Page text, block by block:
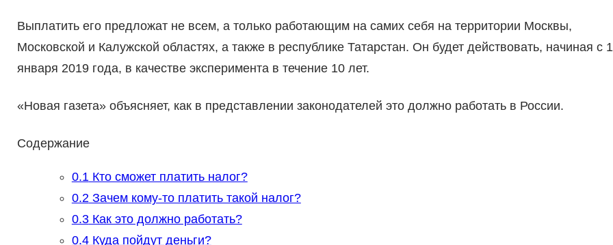
Выплатить его предложат не всем, а только работающим на самих себя на территории Москвы,
Московской и Калужской областях, а также в республике Татарстан. Он будет действовать, начиная с 1
января 2019 года, в качестве эксперимента в течение 10 лет.
«Новая газета» объясняет, как в представлении законодателей это должно работать в России.
Содержание
0.1Кто сможет платить налог?
0.2Зачем кому-то платить такой налог?
0.3Как это должно работать?
0.4Куда пойдут деньги?